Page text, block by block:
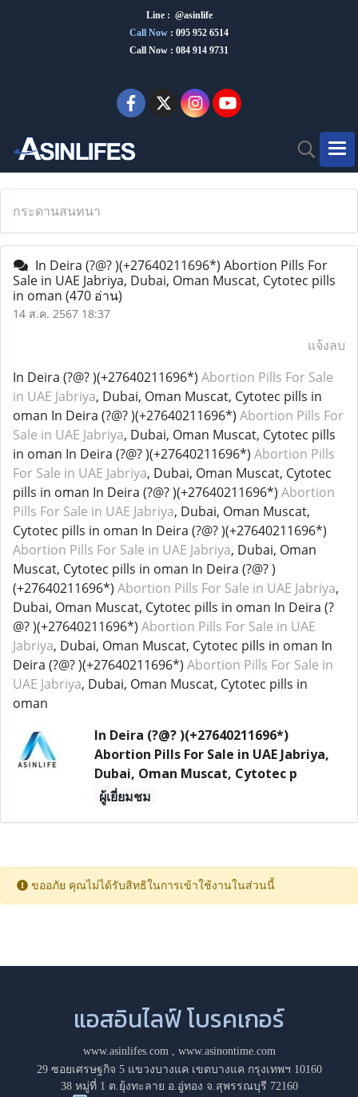
Line : @asinlife
Call Now : 095 952 6514
Call Now : 084 914 9731
กระดานสนทนา
In Deira (?@? )(+27640211696*) Abortion Pills For
Sale in UAE Jabriya, Dubai, Oman Muscat, Cytotec pills
in oman (470 อ่าน)
14 ส.ค. 2567 18:37
แจ้งลบ
In Deira (?@? )(+27640211696*) Abortion Pills For Sale
in UAE Jabriya, Dubai, Oman Muscat, Cytotec pills in
oman In Deira (?@? )(+27640211696*) Abortion Pills For
Sale in UAE Jabriya, Dubai, Oman Muscat, Cytotec pills
in oman In Deira (?@? )(+27640211696*) Abortion Pills
For Sale in UAE Jabriya, Dubai, Oman Muscat, Cytotec
pills in oman In Deira (?@? )(+27640211696*) Abortion
Pills For Sale in UAE Jabriya, Dubai, Oman Muscat,
Cytotec pills in oman In Deira (?@? )(+27640211696*)
Abortion Pills For Sale in UAE Jabriya, Dubai, Oman
Muscat, Cytotec pills in oman In Deira (?@? )
(+27640211696*) Abortion Pills For Sale in UAE Jabriya,
Dubai, Oman Muscat, Cytotec pills in oman In Deira (?
@? )(+27640211696*) Abortion Pills For Sale in UAE
Jabriya, Dubai, Oman Muscat, Cytotec pills in oman In
Deira (?@? )(+27640211696*) Abortion Pills For Sale in
UAE Jabriya, Dubai, Oman Muscat, Cytotec pills in
oman
In Deira (?@? )(+27640211696*)
Abortion Pills For Sale in UAE Jabriya,
Dubai, Oman Muscat, Cytotec p
ผู้เยี่ยมชม
ขออภัย คุณไม่ได้รับสิทธิในการเข้าใช้งานในส่วนนี้
แอสอินไลฟ์ โบรคเกอร์
www.asinlifes.com, www.asinontime.com
29 ซอยเศรษฐกิจ 5 แขวงบางแค เขตบางแค กรุงเทพฯ 10160
38 หมู่ที่ 1 ต.ยุ้งทะลาย อ.อู่ทอง จ.สุพรรณบุรี 72160